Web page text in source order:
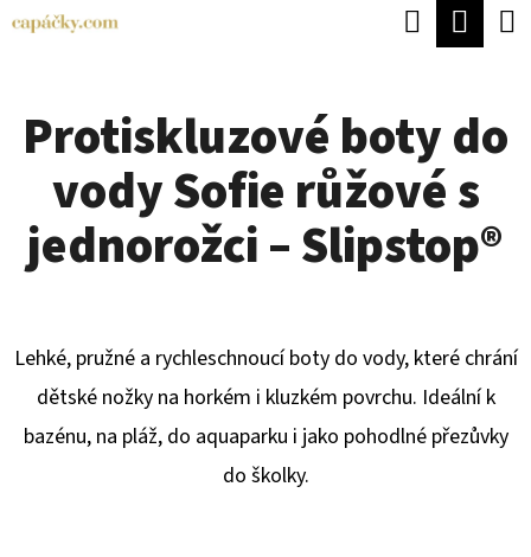
Přejít
Hledat
Protiskluzové boty do
vody Sofie růžové s
jednorožci – Slipstop®
Lehké, pružné a rychleschnoucí boty do vody, které chrání
dětské nožky na horkém i kluzkém povrchu. Ideální k
bazénu, na pláž, do aquaparku i jako pohodlné přezůvky
do školky.
K
C
P
O
Ř
B